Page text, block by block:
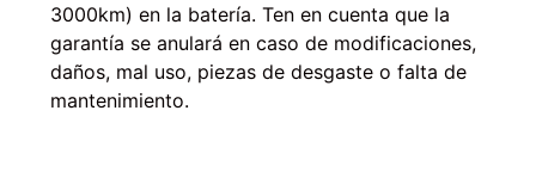
3000km) en la batería. Ten en cuenta que la
garantía se anulará en caso de modificaciones,
daños, mal uso, piezas de desgaste o falta de
mantenimiento.